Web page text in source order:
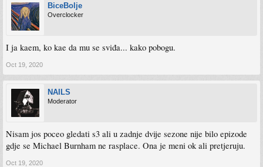
BiceBolje
Overclocker
I ja kaem, ko kae da mu se sviđa... kako pobogu.
Oct 19, 2020
NAILS
Moderator
Nisam jos poceo gledati s3 ali u zadnje dvije sezone nije bilo epizode
gdje se Michael Burnham ne rasplace. Ona je meni ok ali pretjeruju.
Oct 19, 2020